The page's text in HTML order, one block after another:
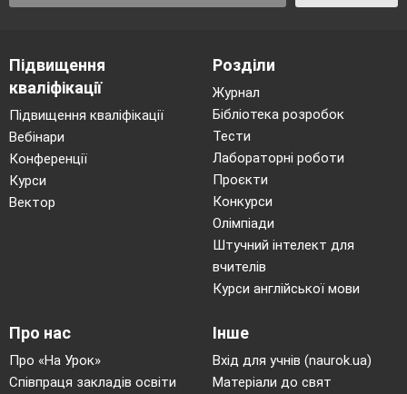
Підвищення
кваліфікації
Підвищення кваліфікації
Вебінари
Конференції
Курси
Вектор
Розділи
Журнал
Бібліотека розробок
Тести
Лабораторні роботи
Проєкти
Конкурси
Олімпіади
Штучний інтелект для
вчителів
Курси англійської мови
Про нас
Про «На Урок»
Співпраця закладів освіти
Інше
Вхід для учнів (naurok.ua)
Матеріали до свят